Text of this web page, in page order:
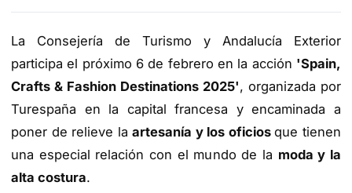
La Consejería de Turismo y Andalucía Exterior
participa el próximo 6 de febrero en la acción 'Spain,
Crafts & Fashion Destinations 2025', organizada por
Turespaña en la capital francesa y encaminada a
poner de relieve laartesanía y los oficiosque tienen
una especial relación con el mundo de la moda y la
alta costura.